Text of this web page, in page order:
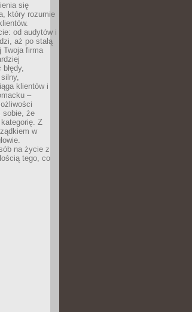
się
który rozumie
od audytów i
aż po stałą
Twoja firma
klientów i
–
sobie, że
Z
w
na życie z
tego, co